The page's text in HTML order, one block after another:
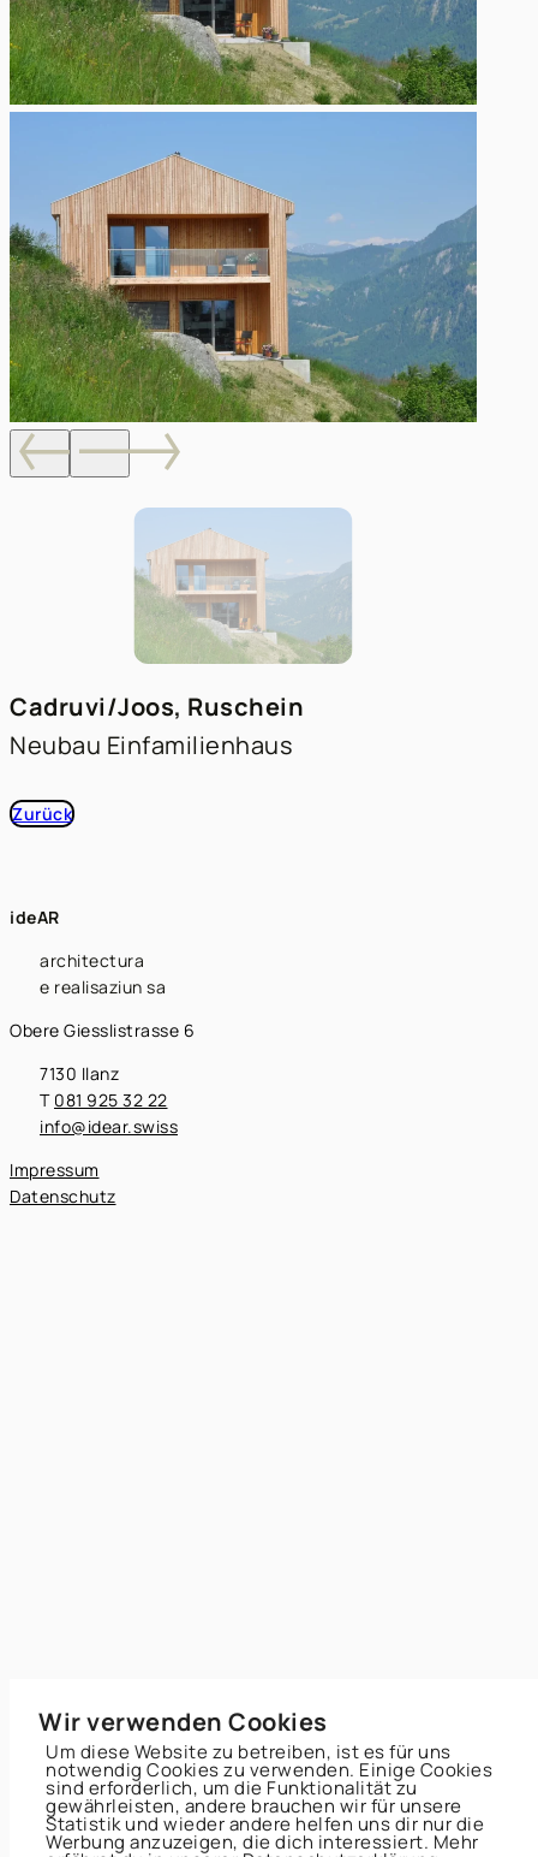
Cadruvi/Joos, Ruschein
Neubau Einfamilienhaus
Zurück
ideAR
architectura
e realisaziun sa
Obere Giesslistrasse 6
7130 Ilanz
T 081 925 32 22
info@idear.swiss
Impressum
Datenschutz
Wir verwenden Cookies
Um diese Website zu betreiben, ist es für uns
notwendig Cookies zu verwenden. Einige Cookies
sind erforderlich, um die Funktionalität zu
gewährleisten, andere brauchen wir für unsere
Statistik und wieder andere helfen uns dir nur die
Werbung anzuzeigen, die dich interessiert. Mehr